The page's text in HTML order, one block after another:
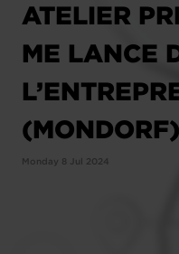
ATELIER
ME LANCE
(MONDORF)
Monday 8 Jul 2024